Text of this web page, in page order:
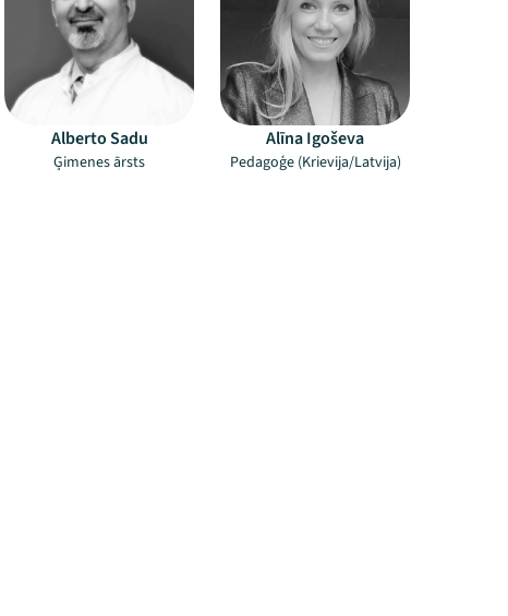
Alberto Sadu
Ģimenes ārsts
Alīna Igoševa
Pedagoģe (Krievija/Latvija)